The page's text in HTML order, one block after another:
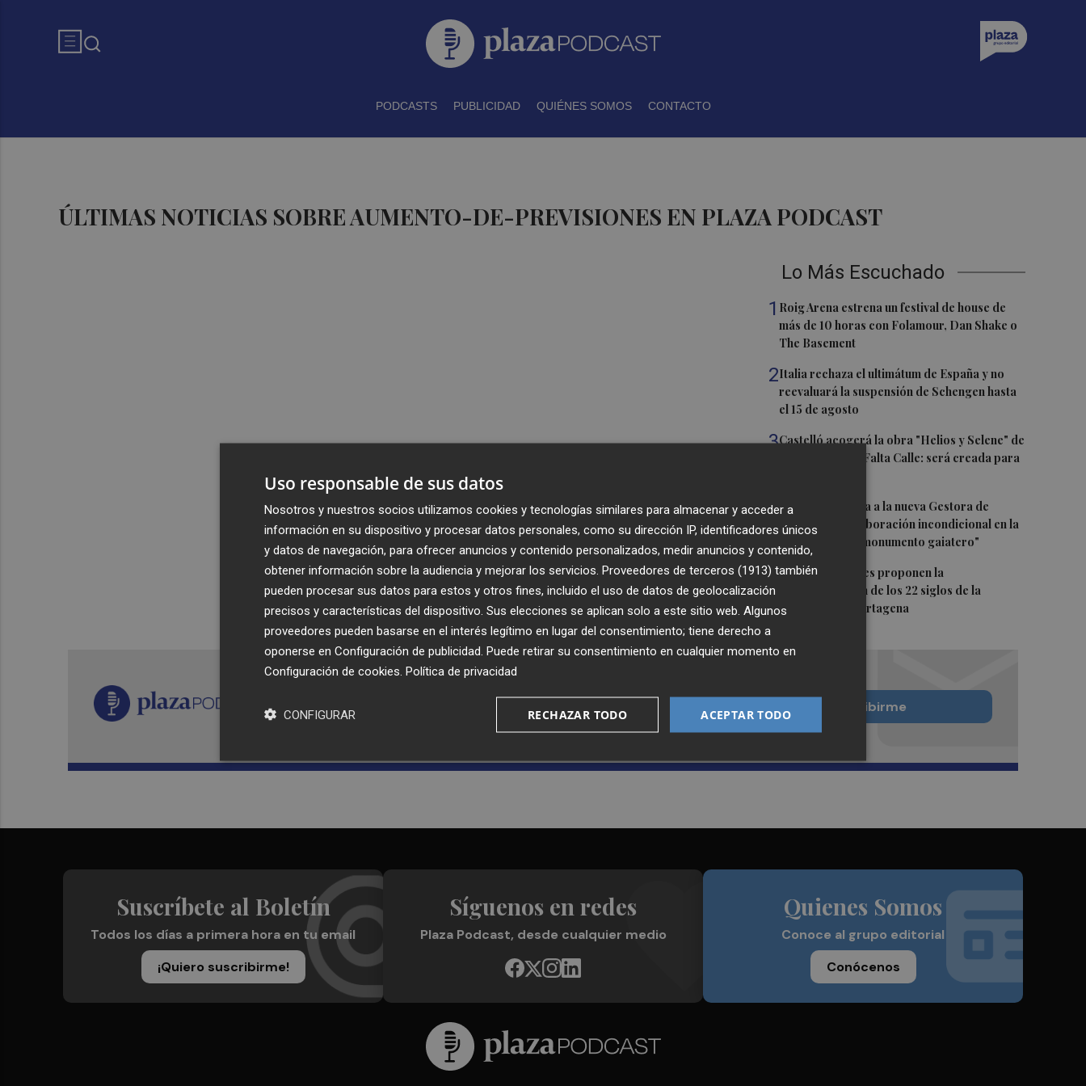
PODCASTS PUBLICIDAD QUIÉNES SOMOS CONTACTO
ÚLTIMAS NOTICIAS SOBRE AUMENTO-DE-PREVISIONES EN PLAZA PODCAST
Lo Más Escuchado
1 Roig Arena estrena un festival de house de
más de 10 horas con Folamour, Dan Shake o
The Basement
2Italia rechaza el ultimátum de España y no
reevaluará la suspensión de Schengen hasta
el 15 de agosto
3Castelló acogerá la obra "Helios y Selene" de
la compañía Te Falta Calle: será creada para
4Castelló traslada a la nueva Gestora de
Gaiates su "colaboración incondicional en la
promoción del monumento gaiatero"
5Dos asociaciones proponen la
conmemoración de los 22 siglos de la
fundación de Cartagena
Recibe toda la actualidad de
Plaza Podcast en tu correo
Quiero suscribirme
Suscríbete al Boletín
Todos los días a primera hora en tu email
¡Quiero suscribirme!
Síguenos en redes
Plaza Podcast, desde cualquier medio
Quienes Somos
Conoce al grupo editorial
Conócenos
Uso responsable de sus datos
Nosotros y nuestros socios utilizamos cookies y tecnologías similares para almacenar y acceder a
información en su dispositivo y procesar datos personales, como su dirección IP, identificadores únicos
y datos de navegación, para ofrecer anuncios y contenido personalizados, medir anuncios y contenido,
obtener información sobre la audiencia y mejorar los servicios. Proveedores de terceros (1913) también
pueden procesar sus datos para estos y otros fines, incluido el uso de datos de geolocalización
precisos y características del dispositivo. Sus elecciones se aplican solo a este sitio web. Algunos
proveedores pueden basarse en el interés legítimo en lugar del consentimiento; tiene derecho a
oponerse en Configuración de publicidad . Puede retirar su consentimiento en cualquier momento en
Configuración de cookies Política de privacidad
ACEPTAR TODO
RECHAZAR TODO
CONFIGURAR